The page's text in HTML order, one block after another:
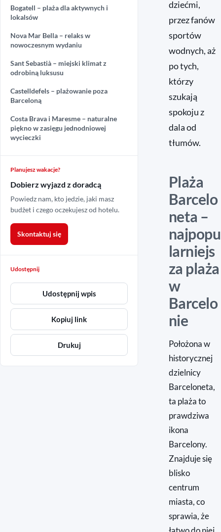
Bogatell – plaża dla aktywnych i
lokalsów
Nova Mar Bella – relaks w
nowoczesnym wydaniu
Sant Sebastià – miejski klimat z
odrobiną luksusu
Castelldefels – plażowanie poza
Barceloną
Costa Brava i Maresme – naturalne
piękno w zasięgu jednodniowej
wycieczki
Planujesz wakacje?
Dobierz wyjazd z doradcą
Powiedz nam, kto jedzie, jaki masz
budżet i czego oczekujesz od hotelu.
Skontaktuj się
Udostępnij
Udostępnij wpis
Kopiuj link
Drukuj
dziećmi,
przez fanów
sportów
wodnych, aż
po tych,
którzy
szukają
spokoju z
dala od
tłumów.
Plaża
Barcelo
neta –
najpopu
larniejs
za plaża
w
Barcelo
nie
Położona w
historycznej
dzielnicy
Barceloneta,
ta plaża to
prawdziwa
ikona
Barcelony.
Znajduje się
blisko
centrum
miasta, co
sprawia, że